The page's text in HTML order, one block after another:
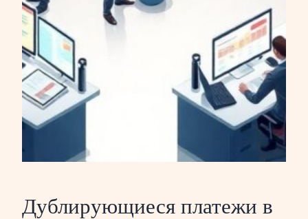
Дублирующиеся платежи в